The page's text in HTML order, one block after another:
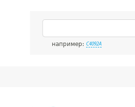
например: C4092A